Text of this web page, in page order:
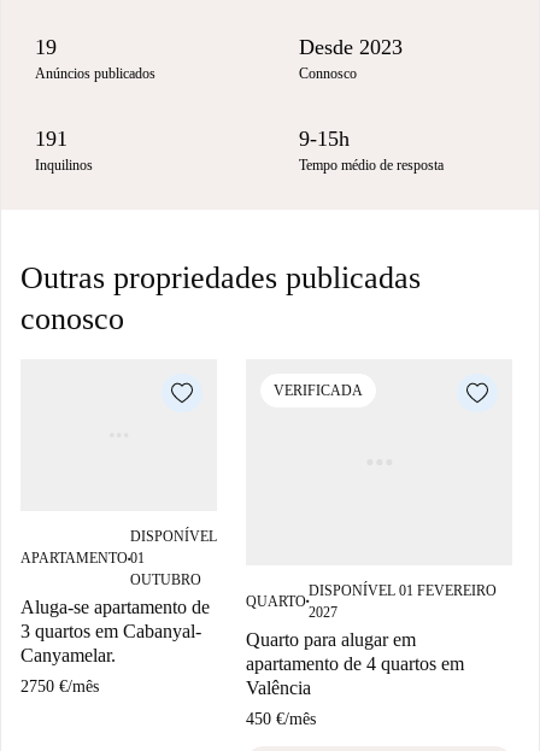
19
Anúncios publicados
Desde 2023
Connosco
191
Inquilinos
9-15h
Tempo médio de resposta
Outras propriedades publicadas
conosco
APARTAMENTO■
DISPONÍVEL
01
OUTUBRO
Aluga-se apartamento de
3 quartos em Cabanyal-
Canyamelar.
2750 €/mês
VERIFICADA
QUARTO■
DISPONÍVEL 01 FEVEREIRO
2027
Quarto para alugar em
apartamento de 4 quartos em
Valência
450 €/mês